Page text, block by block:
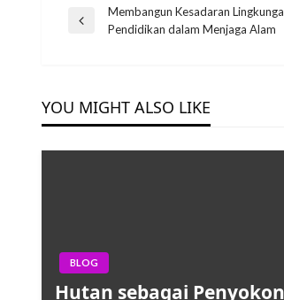
Post
Previous
Membangun Kesadaran
Pendidikan dalam Menjaga Alam
YOU MIGHT ALSO LIKE
BLOG
Hutan sebagai